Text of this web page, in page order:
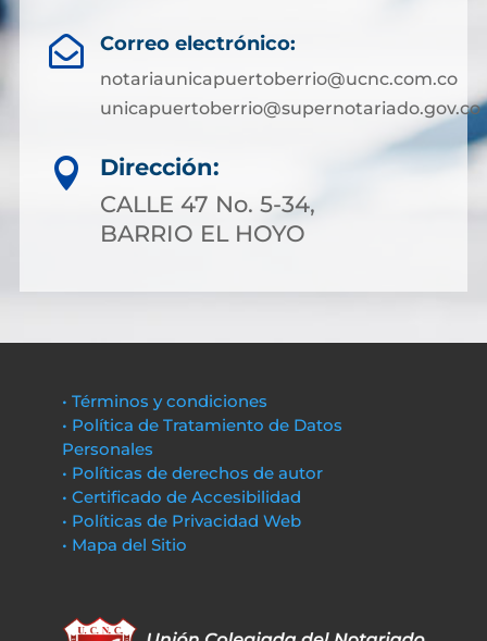
 Correo electrónico:
notariaunicapuertoberrio@ucnc.com.co
unicapuertoberrio@supernotariado.gov.co

Dirección:
CALLE 47 No. 5-34,
BARRIO EL HOYO
• Términos y condiciones
• Política de Tratamiento de Datos
Personales
• Políticas de derechos de autor
• Certificado de Accesibilidad
• Políticas de Privacidad Web
• Mapa del Sitio